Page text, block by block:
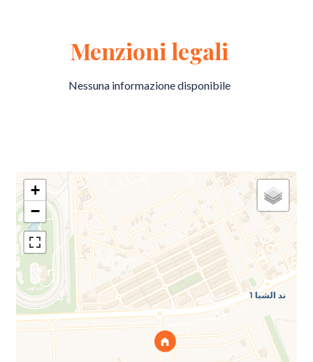
Menzioni legali
Nessuna informazione disponibile
+
−